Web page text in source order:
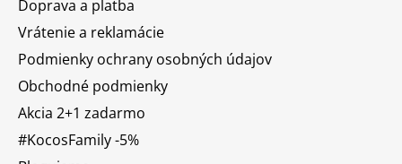
Doprava a platba
Vrátenie a reklamácie
Podmienky ochrany osobných údajov
Obchodné podmienky
Akcia 2+1 zadarmo
#KocosFamily -5%